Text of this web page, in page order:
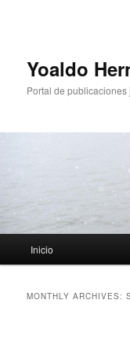
Yoaldo
Portal de
Skip to primary
Skip to secondary
Inicio
MONTHLY ARCHIVES: